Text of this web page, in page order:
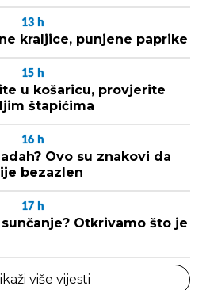
13 h
kraljice, punjene paprike
15 h
u košaricu, provjerite
štapićima
16 h
Ovo su znakovi da
bezazlen
17 h
Otkrivamo što je
više vijesti